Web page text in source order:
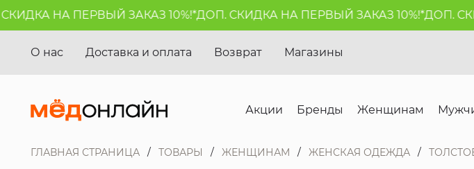
НА ПЕРВЫЙ ЗАКАЗ 10%!*ДОП. СКИДКА НА ПЕРВЫЙ ЗАКАЗ 10%!*ДОП.
О нас Доставка и оплата Возврат Магазины
Акции Бренды Женщинам
ГЛАВНАЯ СТРАНИЦА ТОВАРЫ ЖЕНЩИНАМ ЖЕНСКАЯ ОДЕЖДА